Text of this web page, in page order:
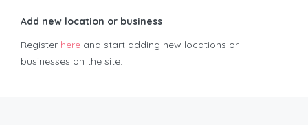
Add new location or business
Register here and start adding new locations or
businesses on the site.